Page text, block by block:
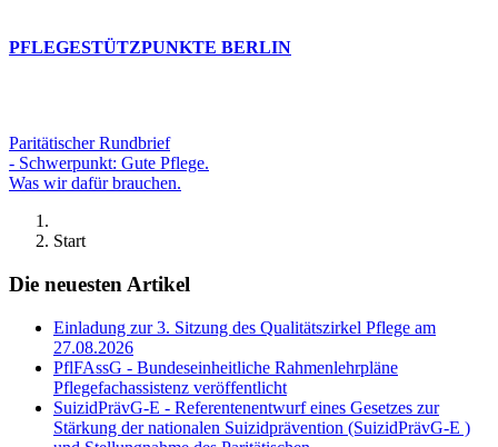
PFLEGESTÜTZPUNKTE BERLIN
Paritätischer Rundbrief
- Schwerpunkt: Gute Pflege.
Was wir dafür brauchen.
Start
Die neuesten Artikel
Einladung zur 3. Sitzung des Qualitätszirkel Pflege am
27.08.2026
PflFAssG - Bundeseinheitliche Rahmenlehrpläne
Pflegefachassistenz veröffentlicht
SuizidPrävG-E - Referentenentwurf eines Gesetzes zur
Stärkung der nationalen Suizidprävention (SuizidPrävG-E )